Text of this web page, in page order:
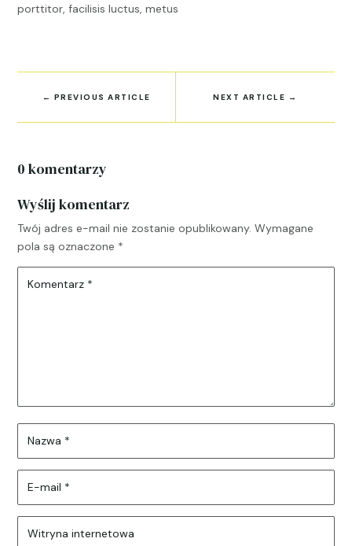
porttitor, facilisis luctus, metus
← PREVIOUS ARTICLE NEXT ARTICLE →
0 komentarzy
Wyślij komentarz
Twój adres e-mail nie zostanie opublikowany. Wymagane
pola są oznaczone *